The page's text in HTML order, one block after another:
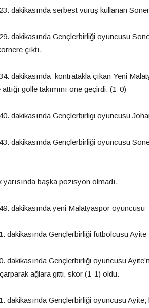
dakikasında serbest vuruş kullanan
dakikasında Gençlerbirliği oyuncusu
çıktı.
dakikasında kontratakla çıkan Yeni
golle takımını öne geçirdi. (1-0)
dakikasında Gençlerbirligi oyuncusu
dakikasında Gençlerbirliği oyuncusu
yarısında başka pozisyon olmadı.
dakikasında yeni Malatyaspor oyuncusu
dakikasında Gençlerbirliği futbolcusu
dakikasında Gençlerbirliği oyuncusu
çarparak ağlara gitti, skor (1-1) oldu.
dakikasında Gençlerbirliği oyuncusu